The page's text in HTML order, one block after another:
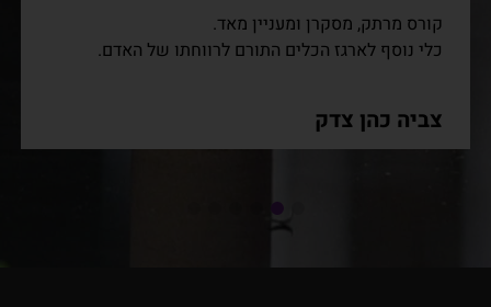
קורס מרתק, מסקרן ומעניין מאד.
כלי נוסף לארגז הכלים התורם לרווחתו של האדם.
צביה כהן צדק